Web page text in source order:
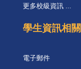
更多校級資訊 ...
學生資訊相關
電子郵件